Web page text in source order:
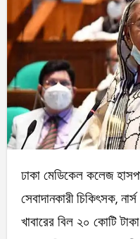
ঢাকা মেডিকেল কলেজ হাসপাতালে করোনায় আক্রান্ত রোগীদের
সেবাদানকারী চিকিৎসক,
খাবারের বিল ২০ কোটি